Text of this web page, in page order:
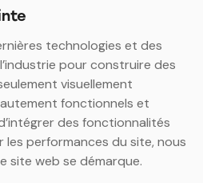
technologies et des
pour construire des
visuellement
fonctionnels et
des fonctionnalités
les performances du site, nous
site web se démarque.